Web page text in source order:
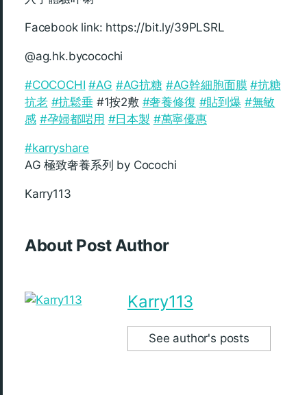
Facebook link: https://bit.ly/39PLSRL
@ag.hk.bycocochi
#COCOCHI #AG #AG抗糖 #AG幹細胞面膜 #抗糖
抗老 #抗鬆垂#1按2敷 #奢養修復 #貼到爆 #無敏
感 #孕婦都啱用 #日本製 #萬寧優惠
#karryshare
AG 極致奢養系列 by Cocochi
Karry113
About Post Author
Karry113
See author's posts